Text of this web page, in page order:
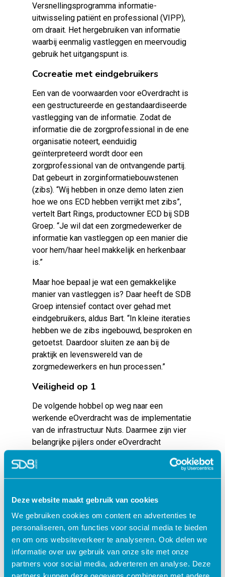
Deze website maakt gebruik van cookies
We gebruiken cookies om content en advertenties te
personaliseren, om functies voor social media te bieden
en om ons websiteverkeer te analyseren. Ook delen we
informatie over uw gebruik van onze site met onze
partners voor social media, adverteren en analyse. Deze
Versnellingsprogramma informatie-
uitwisseling patiënt en professional (VIPP),
om draait. Het hergebruiken van informatie
waarbij eenmalig vastleggen en meervoudig
gebruik het uitgangspunt is.
Cocreatie met eindgebruikers
Een van de voorwaarden voor eOverdracht is
een gestructureerde en gestandaardiseerde
vastlegging van de informatie. Zodat de
informatie die de zorgprofessional in de ene
organisatie noteert, eenduidig
geïnterpreteerd wordt door een
zorgprofessional van de ontvangende partij.
Dat gebeurt in zorginformatiebouwstenen
(zibs). “Wij hebben in onze demo laten zien
hoe we ons ECD hebben verrijkt met zibs”,
vertelt Bart Rings, productowner ECD bij SDB
Groep. “Je wil dat een zorgmedewerker de
informatie kan vastleggen op een manier die
voor hem/haar heel makkelijk en herkenbaar
is.”
Maar hoe bepaal je wat een gemakkelijke
manier van vastleggen is? Daar heeft de SDB
Groep intensief contact over gehad met
eindgebruikers, aldus Bart. “In kleine iteraties
hebben we de zibs ingebouwd, besproken en
getoetst. Daardoor sluiten ze aan bij de
praktijk en levenswereld van de
zorgmedewerkers en hun processen.”
Veiligheid op 1
De volgende hobbel op weg naar een
werkende eOverdracht was de implementatie
van de infrastructuur Nuts. Daarmee zijn vier
belangrijke pijlers onder eOverdracht
gegevens veilig (authenticatie) en met
toestemming van de cliënt (eigen regie)
De gedegen infrastructuur vormt de
randvoorwaarde voor interoperabiliteit terwijl
de zibs de basis zijn. “Op het moment dat we
dezelfde taal spreken en gegevens kunnen
uitwisselen, kunnen we samenwerken,
continuïteit van zorg bieden en tijdwinst